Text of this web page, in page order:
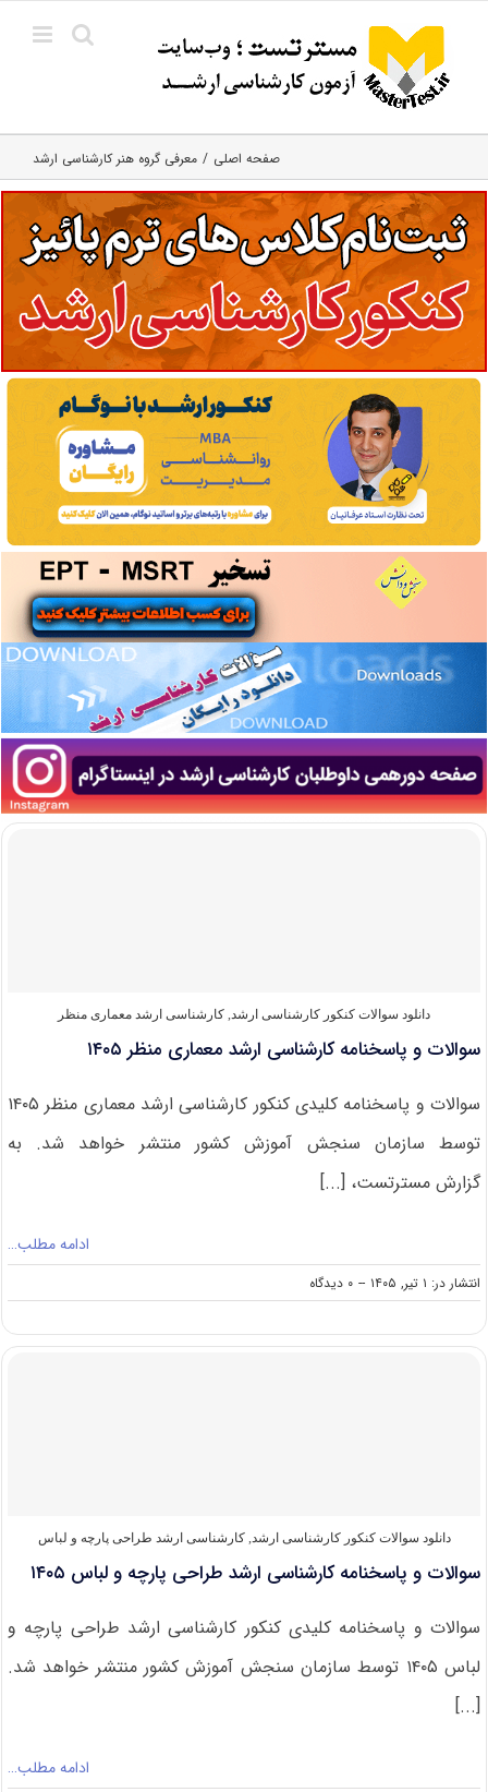
content
صفحه اصلی معرفی گروه هنر کارشناسی ارشد
دانلود سوالات کنکور کارشناسی ارشد, کارشناسی ارشد معماری منظر
سوالات و پاسخنامه کارشناسی ارشد معماری منظر ۱۴۰۵
سوالات و پاسخنامه کلیدی کنکور کارشناسی ارشد معماری منظر ۱۴۰۵
توسط سازمان سنجش آموزش کشور منتشر خواهد شد. به
گزارش مسترتست، [...]
ادامه مطلب…
انتشار در: ۱ تیر, ۱۴۰۵ -- ۰ دیدگاه
on
سوالات
پاسخنامه
دانلود سوالات کنکور کارشناسی ارشد,کارشناسی ارشد طراحی پارچه و لباس
سوالات و پاسخنامه کارشناسی ارشد طراحی پارچه و لباس ۱۴۰۵
سوالات و پاسخنامه کلیدی کنکور کارشناسی ارشد طراحی پارچه و
لباس ۱۴۰۵ توسط سازمان سنجش آموزش کشور منتشر خواهد شد.
[...]
ادامه مطلب…